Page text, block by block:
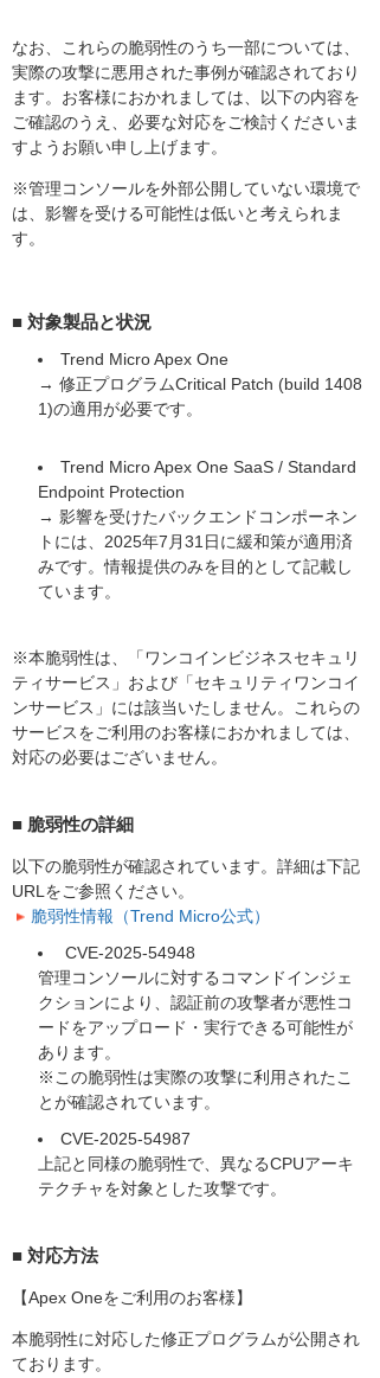
なお、これらの脆弱性のうち一部については、
実際の攻撃に悪用された事例が確認されており
ます。お客様におかれましては、以下の内容を
ご確認のうえ、必要な対応をご検討くださいま
すようお願い申し上げます。
※管理コンソールを外部公開していない環境で
は、影響を受ける可能性は低いと考えられま
す。
■ 対象製品と状況
Trend Micro Apex One
→ 修正プログラムCritical Patch (build 1408
1)の適用が必要です。
Trend Micro Apex One SaaS / Standard
Endpoint Protection
→ 影響を受けたバックエンドコンポーネン
トには、2025年7月31日に緩和策が適用済
みです。情報提供のみを目的として記載し
ています。
※本脆弱性は、「ワンコインビジネスセキュリ
ティサービス」および「セキュリティワンコイ
ンサービス」には該当いたしません。これらの
サービスをご利用のお客様におかれましては、
対応の必要はございません。
■ 脆弱性の詳細
以下の脆弱性が確認されています。詳細は下記
URLをご参照ください。
脆弱性情報（Trend Micro公式）
CVE-2025-54948
管理コンソールに対するコマンドインジェ
クションにより、認証前の攻撃者が悪性コ
ードをアップロード・実行できる可能性が
あります。
※この脆弱性は実際の攻撃に利用されたこ
とが確認されています。
CVE-2025-54987
上記と同様の脆弱性で、異なるCPUアーキ
テクチャを対象とした攻撃です。
■ 対応方法
【Apex Oneをご利用のお客様】
本脆弱性に対応した修正プログラムが公開され
ております。